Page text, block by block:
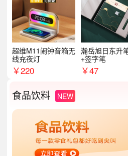
超维M11闹钟音箱无
线充夜灯
￥220
瀚岳旭日东升
+签字笔
￥47
食品饮料 NEW